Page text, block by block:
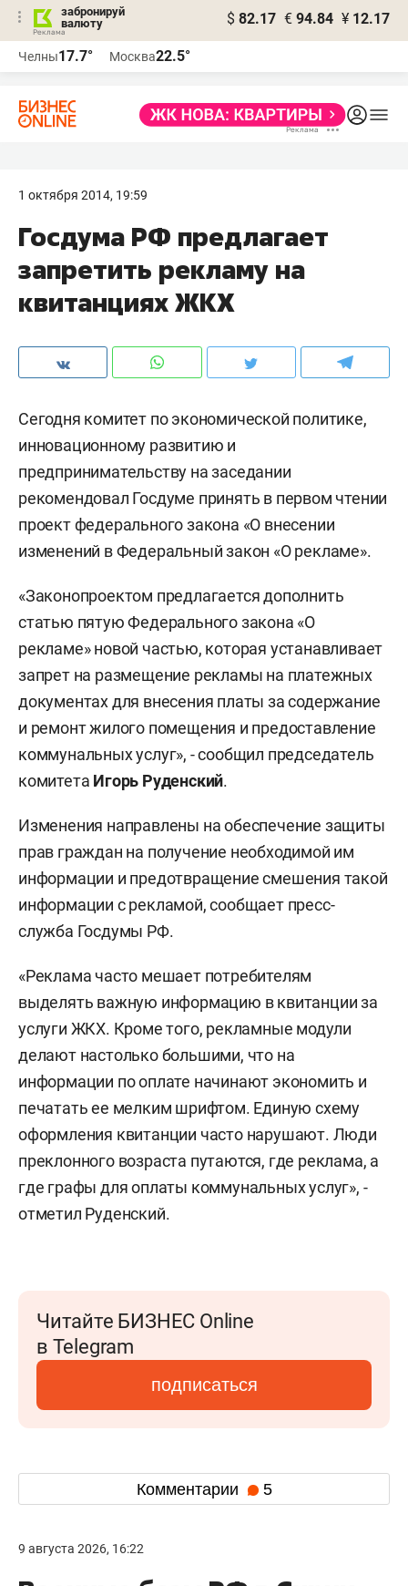
забронируй
валюту
$ 82.17 € 94.84 ¥ 12.17
Челны17.7° Москва22.5°
1 октября 2014, 19:59
Госдума РФ предлагает
запретить рекламу на
квитанциях ЖКХ
Сегодня комитет по экономической политике,
инновационному развитию и
предпринимательству на заседании
рекомендовал Госдуме принять в первом чтении
проект федерального закона «О внесении
изменений в Федеральный закон «О рекламе».
«Законопроектом предлагается дополнить
статью пятую Федерального закона «О
рекламе» новой частью, которая устанавливает
запрет на размещение рекламы на платежных
документах для внесения платы за содержание
и ремонт жилого помещения и предоставление
коммунальных услуг», - сообщил председатель
комитета Игорь Руденский.
Изменения направлены на обеспечение защиты
прав граждан на получение необходимой им
информации и предотвращение смешения такой
информации с рекламой, сообщает пресс-
служба Госдумы РФ.
«Реклама часто мешает потребителям
выделять важную информацию в квитанции за
услуги ЖКХ. Кроме того, рекламные модули
делают настолько большими, что на
информации по оплате начинают экономить и
печатать ее мелким шрифтом. Единую схему
оформления квитанции часто нарушают. Люди
преклонного возраста путаются, где реклама, а
где графы для оплаты коммунальных услуг», -
отметил Руденский.
Читайте БИЗНЕС Online
в Telegram
подписаться
Комментарии 5
9 августа 2026, 16:22